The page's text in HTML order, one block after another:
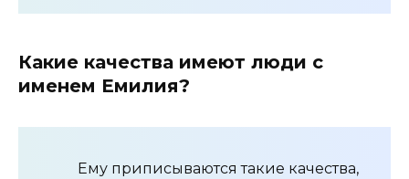
Какие качества имеют люди с
именем Емилия?
Ему приписываются такие качества,